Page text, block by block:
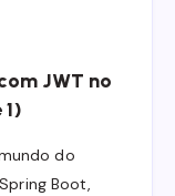
JWT no
do
Boot,